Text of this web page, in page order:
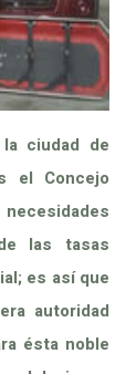
ciudad de
el Concejo
las tasas
es así que
autoridad
ésta noble